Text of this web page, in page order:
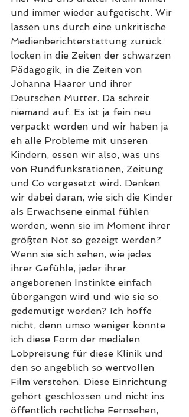
und immer wieder aufgetischt. Wir
lassen uns durch eine unkritische
Medienberichterstattung zurück
locken in die Zeiten der schwarzen
Pädagogik, in die Zeiten von
Johanna Haarer und ihrer
Deutschen Mutter. Da schreit
niemand auf. Es ist ja fein neu
verpackt worden und wir haben ja
eh alle Probleme mit unseren
Kindern, essen wir also, was uns
von Rundfunkstationen, Zeitung
und Co vorgesetzt wird. Denken
wir dabei daran, wie sich die Kinder
als Erwachsene einmal fühlen
werden, wenn sie im Moment ihrer
größten Not so gezeigt werden?
Wenn sie sich sehen, wie jedes
ihrer Gefühle, jeder ihrer
angeborenen Instinkte einfach
übergangen wird und wie sie so
gedemütigt werden? Ich hoffe
nicht, denn umso weniger könnte
ich diese Form der medialen
Lobpreisung für diese Klinik und
den so angeblich so wertvollen
Film verstehen. Diese Einrichtung
gehört geschlossen und nicht ins
öffentlich rechtliche Fernsehen,